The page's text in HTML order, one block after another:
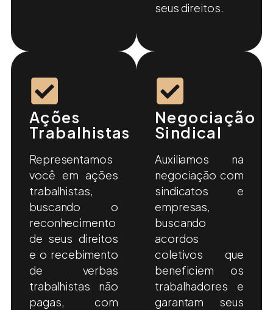
seus direitos.
Ações
Trabalhistas
Representamos
você em ações
trabalhistas,
buscando o
reconhecimento
de seus direitos
e o recebimento
de verbas
trabalhistas não
pagas, com
Negociação
Sindical
Auxiliamos na
negociação com
sindicatos e
empresas,
buscando
acordos
coletivos que
beneficiem os
trabalhadores e
garantam seus